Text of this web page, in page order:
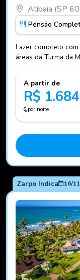
Atibaia (SP
Pensão
Lazer completo
áreas da Turma da
A partir de
R$ 1.684
por noite
Zarpo Indica 16/